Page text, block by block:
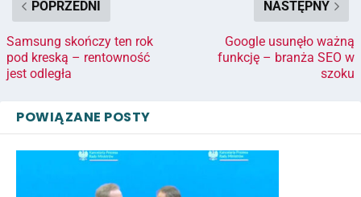
POPRZEDNI
Samsung skończy ten rok
pod kreską – rentowność
jest odległa
NASTĘPNY
Google usunęło ważną
funkcję – branża SEO w
szoku
POWIĄZANE POSTY